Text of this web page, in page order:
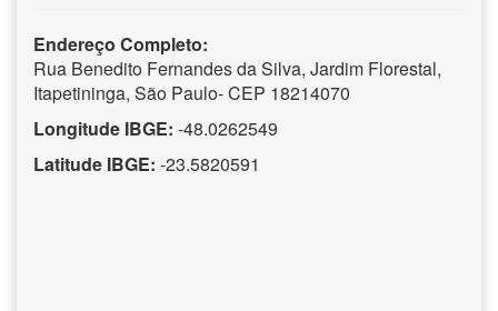
Endereço Completo:
Rua Benedito Fernandes da Silva, Jardim Florestal,
Itapetininga, São Paulo- CEP 18214070
Longitude IBGE: -48.0262549
Latitude IBGE: -23.5820591